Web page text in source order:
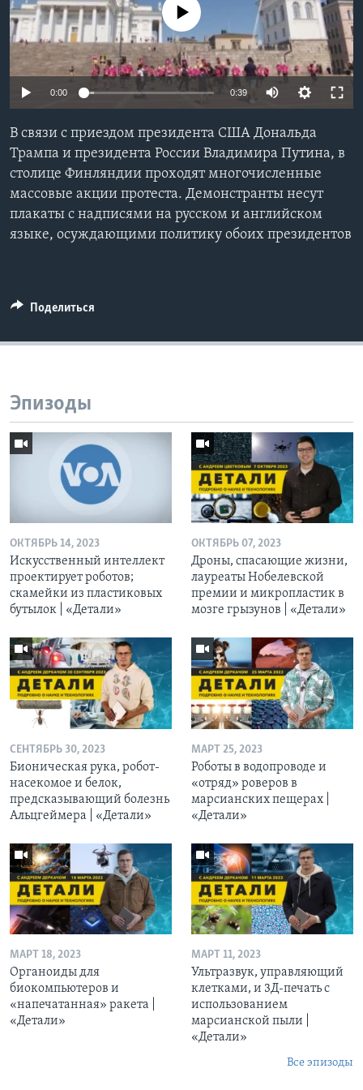
Learning English
СОЦИАЛЬНЫЕ СЕТИ
Языки
No media source currently available
0:00 0:39
В связи с приездом президента США Дональда
Трампа и президента России Владимира Путина, в
столице Финляндии проходят многочисленные
массовые акции протеста. Демонстранты несут
плакаты с надписями на русском и английском
языке, осуждающими политику обоих президентов
Поделиться
Эпизоды
ОКТЯБРЬ 14, 2023
Искусственный интеллект
проектирует роботов;
скамейки из пластиковых
бутылок | «Детали»
ОКТЯБРЬ 07, 2023
Дроны, спасающие жизни,
лауреаты Нобелевской
премии и микропластик в
мозге грызунов | «Детали»
СЕНТЯБРЬ 30, 2023
Бионическая рука, робот-
насекомое и белок,
предсказывающий болезнь
Альцгеймера | «Детали»
МАРТ 25, 2023
Роботы в водопроводе и
«отряд» роверов в
марсианских пещерах |
«Детали»
МАРТ 18, 2023
Органоиды для
биокомпьютеров и
«напечатанная» ракета |
«Детали»
МАРТ 11, 2023
Ультразвук, управляющий
клетками, и 3Д-печать c
использованием
марсианской пыли |
«Детали»
Все эпизоды